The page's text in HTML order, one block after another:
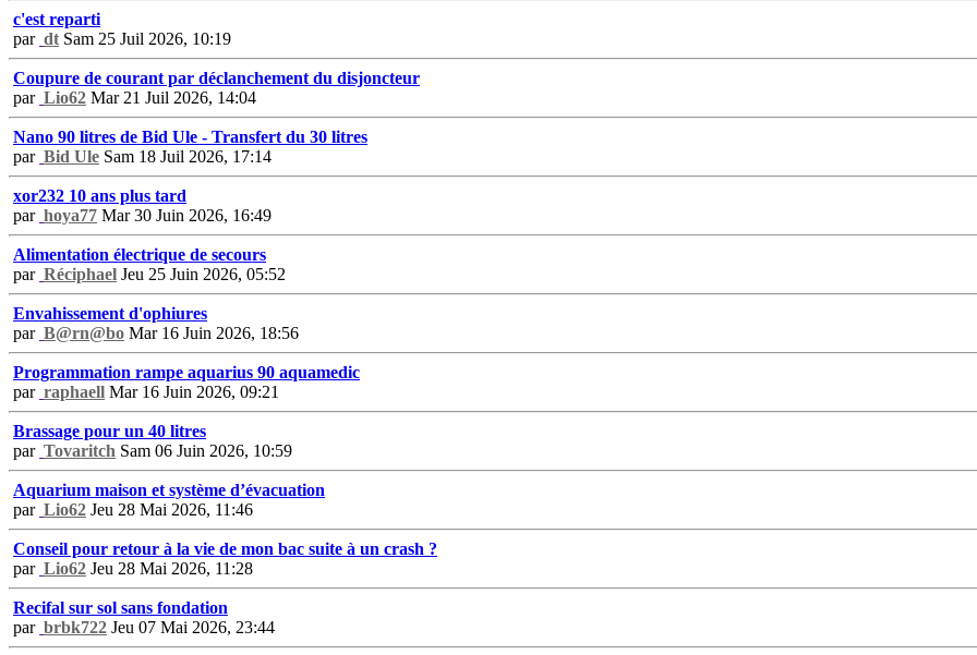
c'est reparti
par dt Sam 25 Juil 2026, 10:19
Coupure de courant par déclanchement du disjoncteur
par Lio62 Mar 21 Juil 2026, 14:04
Nano 90 litres de Bid Ule - Transfert du 30 litres
par Bid Ule Sam 18 Juil 2026, 17:14
xor232 10 ans plus tard
par hoya77 Mar 30 Juin 2026, 16:49
Alimentation électrique de secours
par Réciphael Jeu 25 Juin 2026, 05:52
Envahissement d'ophiures
par B@rn@bo Mar 16 Juin 2026, 18:56
Programmation rampe aquarius 90 aquamedic
par raphaell Mar 16 Juin 2026, 09:21
Brassage pour un 40 litres
par Tovaritch Sam 06 Juin 2026, 10:59
Aquarium maison et système d’évacuation
par Lio62 Jeu 28 Mai 2026, 11:46
Conseil pour retour à la vie de mon bac suite à un crash ?
par Lio62 Jeu 28 Mai 2026, 11:28
Recifal sur sol sans fondation
par brbk722 Jeu 07 Mai 2026, 23:44